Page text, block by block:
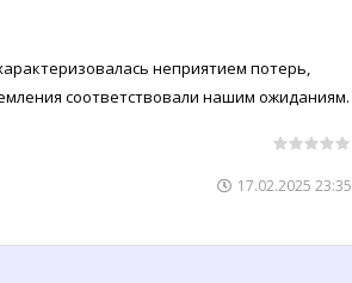
неприятием потерь,
соответствовали нашим ожиданиям.
17.02.2025 23:35